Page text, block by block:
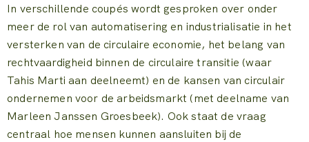
In verschillende coupés wordt gesproken over onder
meer de rol van automatisering en industrialisatie in het
versterken van de circulaire economie, het belang van
rechtvaardigheid binnen de circulaire transitie (waar
Tahis Marti aan deelneemt) en de kansen van circulair
ondernemen voor de arbeidsmarkt (met deelname van
Marleen Janssen Groesbeek). Ook staat de vraag
centraal hoe mensen kunnen aansluiten bij de